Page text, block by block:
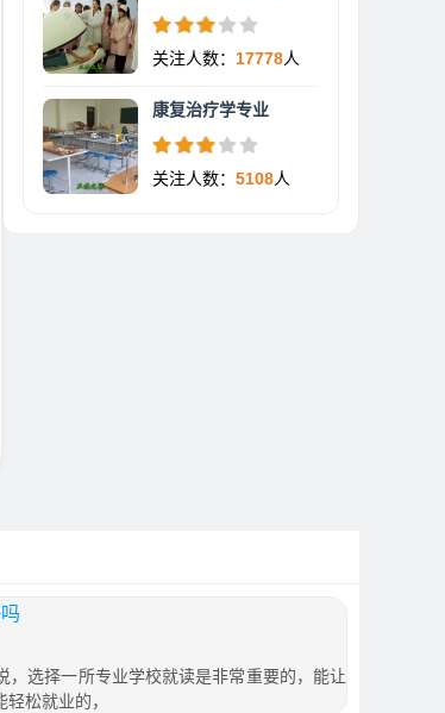
关注人数： 17778人
康复治疗学专业
关注人数： 5108人
选择一所专业学校就读是非常重要的，能让
松就业的，